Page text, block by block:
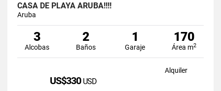
CASA DE PLAYA ARUBA!!!!
Aruba
3
Alcobas
2
Baños
1
Garaje
170
Área m2
Alquiler
US$330 USD